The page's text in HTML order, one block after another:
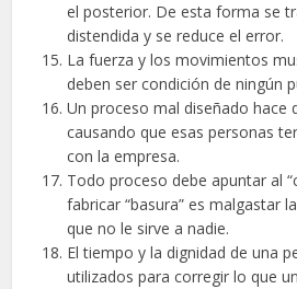
el posterior. De esta forma se
distendida y se reduce el error.
La fuerza y los movimientos
deben ser condición de ningún
Un proceso mal diseñado hace
causando que esas personas
con la empresa.
Todo proceso debe apuntar al
fabricar “basura” es malgastar
que no le sirve a nadie.
El tiempo y la dignidad de una
utilizados para corregir lo que